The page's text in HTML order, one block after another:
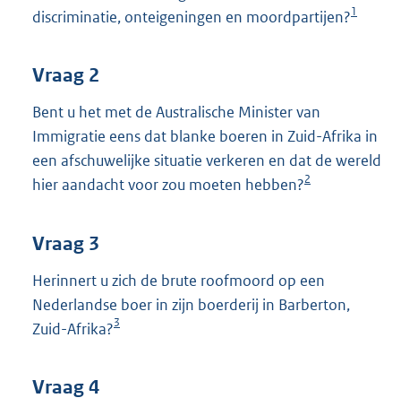
discriminatie, onteigeningen en moordpartijen?1
Vraag 2
Bent u het met de Australische Minister van
Immigratie eens dat blanke boeren in Zuid-Afrika in
een afschuwelijke situatie verkeren en dat de wereld
hier aandacht voor zou moeten hebben?2
Vraag 3
Herinnert u zich de brute roofmoord op een
Nederlandse boer in zijn boerderij in Barberton,
Zuid-Afrika?3
Vraag 4